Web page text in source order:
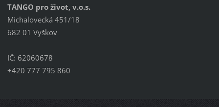
TANGO pro život, v.o.s.
Michalovecká 451/18
682 01 Vyškov
IČ: 62060678
+420 777 795 860